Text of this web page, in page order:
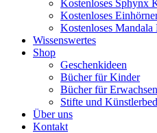
Kostenloses Sphynx
Kostenloses
Kostenloses Mandala
Wissenswertes
Shop
Geschenkideen
Bücher für Kinder
Bücher für
Stifte und
Über uns
Kontakt